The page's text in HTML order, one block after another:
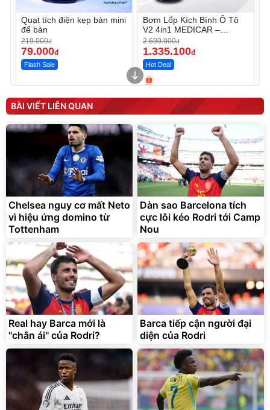
Quạt tích điện kẹp bàn mini
để bàn
219.000đ
79.000đ
Flash Sale
Bơm Lốp Kích Bình Ô Tô
V2 4in1 MEDICAR –
12.000mAh
2.690.000đ
1.335.100đ
Hot Deal
Máy ép chậm trái cây
Elmich JEE 1855OL
3.000.000đ
2.143.650đ
Máy rửa xe cầm tay xịt rửa
cao áp có tạo bọt tuyết
399.000đ
Đã bán nhiều
Bạt phủ xe ô tô cao cấp,
tráng nhôm 03 lớp
392.000
325.000đ
Đã bán nhiều
Xe đạp điện trợ lực G-
Force C14 gấp gọn bỏ cốp
tiện lợi
9.900.000
7.092.000đ
Đang xem nhiều
G-FORCE VIETNA
BÀI VIẾT LIÊN QUAN
Chelsea nguy cơ mất Neto
vì hiệu ứng domino từ
Tottenham
Dàn sao Barcelona tích
cực lôi kéo Rodri tới Camp
Nou
Real hay Barca mới là
''chân ái'' của Rodri?
Barca tiếp cận người đại
diện của Rodri